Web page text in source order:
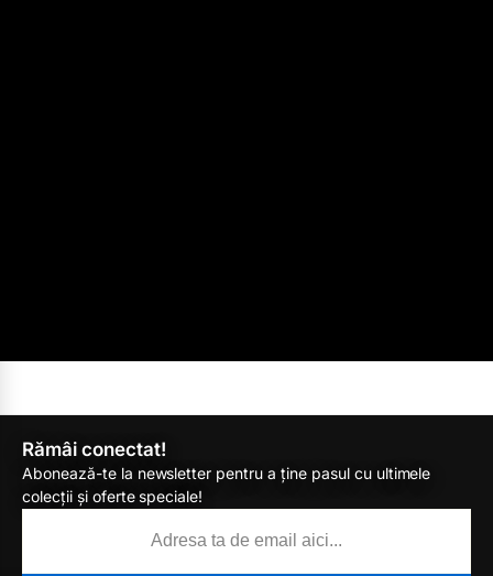
Rămâi conectat!
Abonează-te la newsletter pentru a ține pasul cu ultimele
colecții și oferte speciale!